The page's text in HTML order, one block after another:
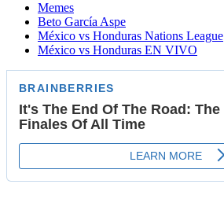
Memes
Beto García Aspe
México vs Honduras Nations League
México vs Honduras EN VIVO